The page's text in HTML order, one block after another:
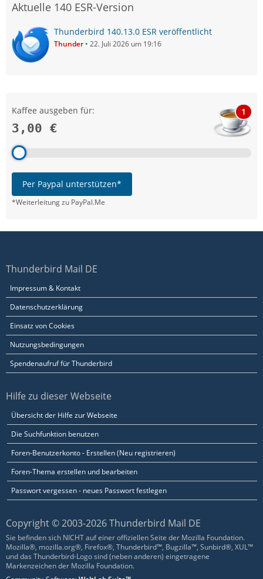
Aktuelle 140 ESR-Version
Thunderbird 140.13.0 ESR veröffentlicht
Thunder 22. Juli 2026 um 19:16
Kaffee ausgeben für:
3,00 €
1
Per Paypal unterstützen*
*Weiterleitung zu PayPal.Me
Thunderbird Mail DE
Impressum & Kontakt
Datenschutzerklärung
Einsatz von Cookies
Nutzungsbedingungen
Spendenaufruf für Thunderbird
Hilfe zu dieser Webseite
Übersicht der Hilfe zur Webseite
Die Suchfunktion benutzen
Foren-Benutzerkonto - Erstellen (Neu registrieren)
Foren-Thema erstellen und bearbeiten
Passwort vergessen - neues Passwort festlegen
Copyright © 2003-2026 Thunderbird Mail DE
Sie befinden sich NICHT auf einer offiziellen Seite der Mozilla Foundation.
Mozilla®, mozilla.org®, Firefox®, Thunderbird™, Bugzilla™, Sunbird®, XUL™
und das Thunderbird-Logo sind (neben anderen) eingetragene
Markenzeichen der Mozilla Foundation.